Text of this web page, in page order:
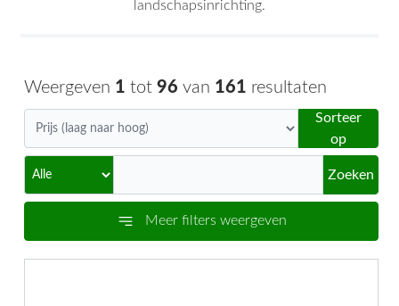
landschapsinrichting.
Weergeven 1 tot 96 van 161 resultaten
Sorteer
op
Zoeken
Meer filters weergeven